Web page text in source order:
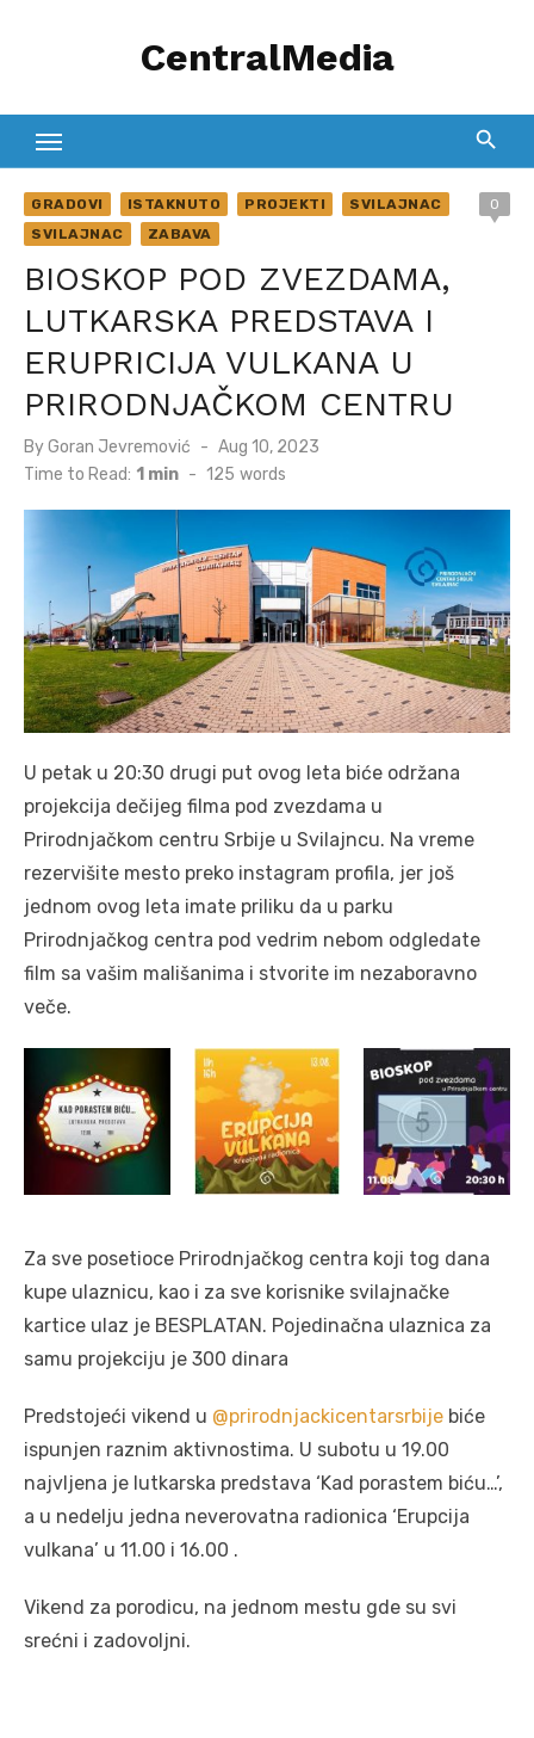
CentralMedia
GRADOVI ISTAKNUTO PROJEKTI
SVILAJNAC
SVILAJNAC
ZABAVA
0
BIOSKOP POD ZVEZDAMA,
LUTKARSKA PREDSTAVA I
ERUPRICIJA VULKANA U
PRIRODNJAČKOM CENTRU
ByGoran Jevremović
Posted
on
Aug 10, 2023
Time to Read: 1 min - 125 words
U petak u 20:30 drugi put ovog leta biće održana
projekcija dečijeg filma pod zvezdama u
Prirodnjačkom centru Srbije u Svilajncu. Na vreme
rezervišite mesto preko instagram profila, jer još
jednom ovog leta imate priliku da u parku
Prirodnjačkog centra pod vedrim nebom odgledate
film sa vašim mališanima i stvorite im nezaboravno
veče.
Za sve posetioce Prirodnjačkog centra koji tog dana
kupe ulaznicu, kao i za sve korisnike svilajnačke
kartice ulaz je BESPLATAN. Pojedinačna ulaznica za
samu projekciju je 300 dinara
Predstojeći vikend u @prirodnjackicentarsrbije biće
ispunjen raznim aktivnostima. U subotu u 19.00
najvljena je lutkarska predstava ‘Kad porastem biću…’,
a u nedelju jedna neverovatna radionica ‘Erupcija
vulkana’ u 11.00 i 16.00 .
Vikend za porodicu, na jednom mestu gde su svi
srećni i zadovoljni.